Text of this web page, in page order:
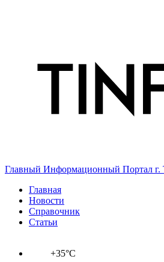
Главный Информационный Портал г.
Главная
Новости
Справочник
Статьи
+35°C